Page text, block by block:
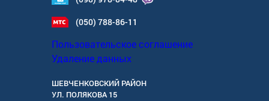
(050) 788-86-11
Пользовательское соглашение
Удаление данных
ШЕВЧЕНКОВСКИЙ РАЙОН
УЛ. ПОЛЯКОВА 15